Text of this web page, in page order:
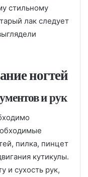
стильному
лак следует
ногтей
и рук
пилка, пинцет
кутикулы.
и сухость рук,